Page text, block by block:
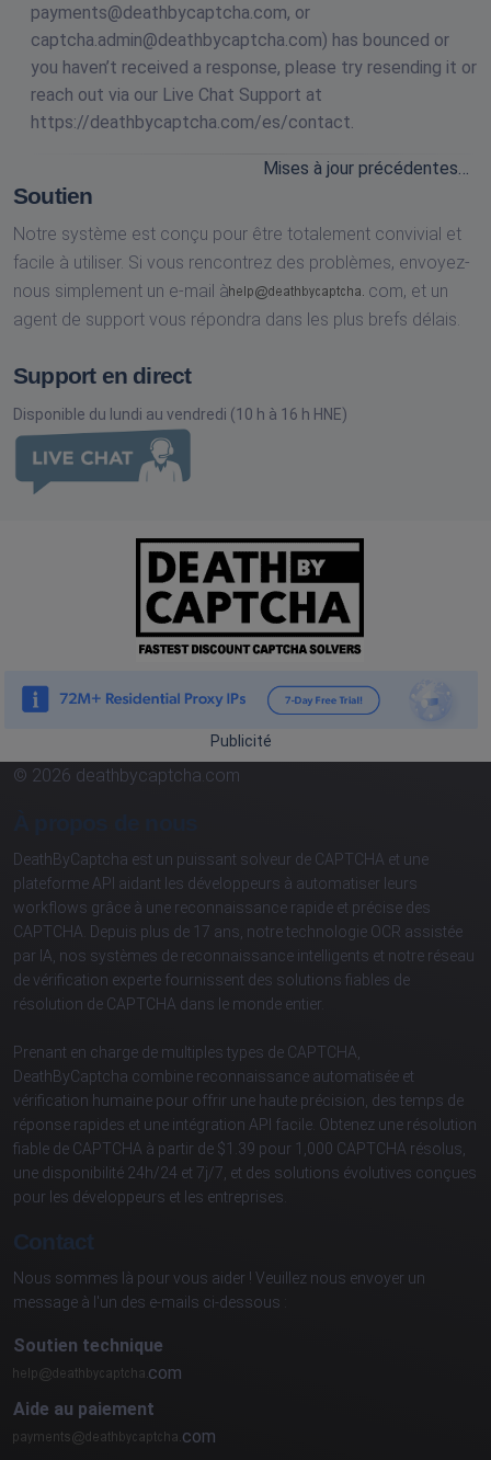
payments@deathbycaptcha.com, or
captcha.admin@deathbycaptcha.com) has bounced or
you haven’t received a response, please try resending it or
reach out via our Live Chat Support at
https://deathbycaptcha.com/es/contact.
Mises à jour précédentes…
Soutien
Notre système est conçu pour être totalement convivial et
facile à utiliser. Si vous rencontrez des problèmes, envoyez-
nous simplement un e-mail à
com, et un
agent de support vous répondra dans les plus brefs délais.
Support en direct
Disponible du lundi au vendredi (10 h à 16 h HNE)
Publicité
© 2026 deathbycaptcha.com
DeathByCaptcha est un puissant solveur de CAPTCHA et une
plateforme API aidant les développeurs à automatiser leurs
workflows grâce à une reconnaissance rapide et précise des
CAPTCHA. Depuis plus de 17 ans, notre technologie OCR assistée
par IA, nos systèmes de reconnaissance intelligents et notre réseau
de vérification experte fournissent des solutions fiables de
résolution de CAPTCHA dans le monde entier.
Prenant en charge de multiples types de CAPTCHA,
DeathByCaptcha combine reconnaissance automatisée et
vérification humaine pour offrir une haute précision, des temps de
réponse rapides et une intégration API facile. Obtenez une résolution
fiable de CAPTCHA à partir de $1.39 pour 1,000 CAPTCHA résolus,
une disponibilité 24h/24 et 7j/7, et des solutions évolutives conçues
pour les développeurs et les entreprises.
Contact
Nous sommes là pour vous aider ! Veuillez nous envoyer un
message à l'un des e-mails ci-dessous :
Soutien technique
com
Aide au paiement
com